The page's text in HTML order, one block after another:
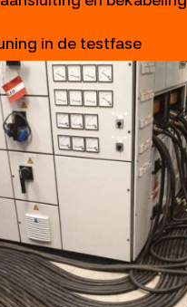
in de testfase